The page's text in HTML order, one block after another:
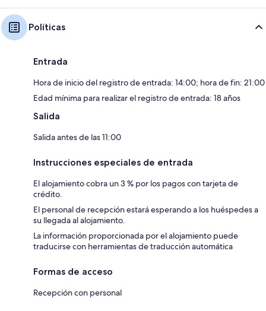
Políticas
Entrada
Hora de inicio del registro de entrada: 14:00; hora de fin: 21:00
Edad mínima para realizar el registro de entrada: 18 años
Salida
Salida antes de las 11:00
Instrucciones especiales de entrada
El alojamiento cobra un 3 % por los pagos con tarjeta de
crédito.
El personal de recepción estará esperando a los huéspedes a
su llegada al alojamiento.
La información proporcionada por el alojamiento puede
traducirse con herramientas de traducción automática
Formas de acceso
Recepción con personal